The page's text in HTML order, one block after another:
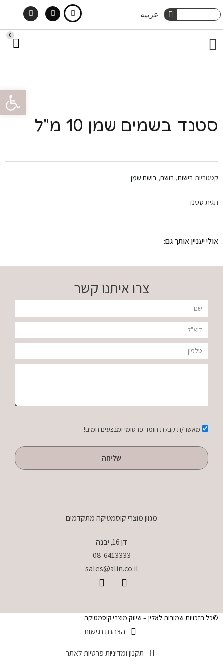
דילוג
חיפוש
חיפוש
عربيه
Facebook
Instagram
תפריט 0
סטנד בשמים שמן 10 מ"ל
קטגוריות בישום, בושם, בושם שמן
תגית סטנד
אולי יעניין אותך גם:
צרו איתנו קשר
שם
דוא"ל
טלפון
אישורמאשר/ת קבלת חומר פרסומי ומבצעים חמים!
שליחה
מגוון מוצרי קוסמטיקה מתקדמים
דן 16, יבנה
08-6413333
sales@alin.co.il
©כל הזכויות שמורות לאלין – שיווק מוצרי קוסמטיקה
הצהרת נגישות
תקנון ומדיניות פרטיות לאתר
פתח